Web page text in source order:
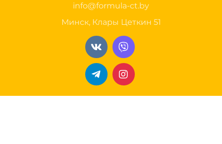
info@formula-ct.by
Минск, Клары Цеткин 51